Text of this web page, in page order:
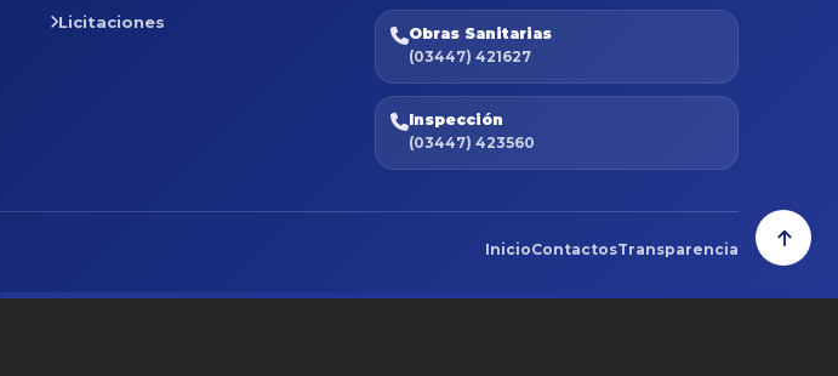
Licitaciones
Obras Sanitarias
(03447) 421627
Inspección
(03447) 423560
InicioContactosTransparencia